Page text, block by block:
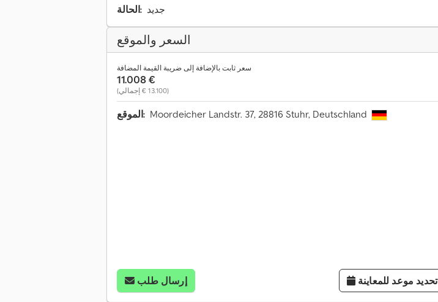
الحالة: جديد
السعر والموقع
سعر ثابت بالإضافة إلى ضريبة القيمة المضافة
‏11.008 €
(‏13.100 € إجمالي)
الموقع: Moordeicher Landstr. 37, 28816 Stuhr, Deutschland
إرسال طلب تحديد موعد للمعاينة